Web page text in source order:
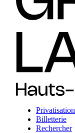
Privatisation
Billetterie
Rechercher